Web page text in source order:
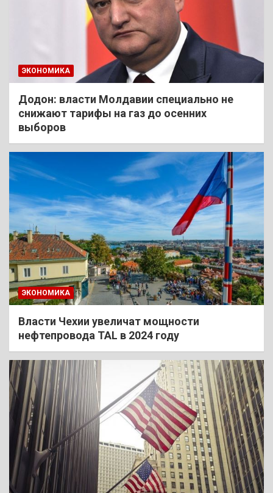
ЭКОНОМИКА
Додон: власти Молдавии специально не
снижают тарифы на газ до осенних
выборов
ЭКОНОМИКА
Власти Чехии увеличат мощности
нефтепровода TAL в 2024 году